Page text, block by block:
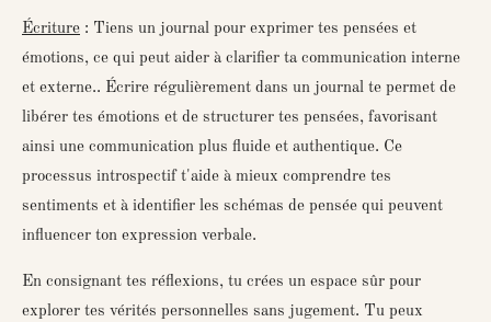
Écriture : Tiens un journal pour exprimer tes pensées et
émotions, ce qui peut aider à clarifier ta communication interne
et externe.. Écrire régulièrement dans un journal te permet de
libérer tes émotions et de structurer tes pensées, favorisant
ainsi une communication plus fluide et authentique. Ce
processus introspectif t'aide à mieux comprendre tes
sentiments et à identifier les schémas de pensée qui peuvent
influencer ton expression verbale.
En consignant tes réflexions, tu crées un espace sûr pour
explorer tes vérités personnelles sans jugement. Tu peux